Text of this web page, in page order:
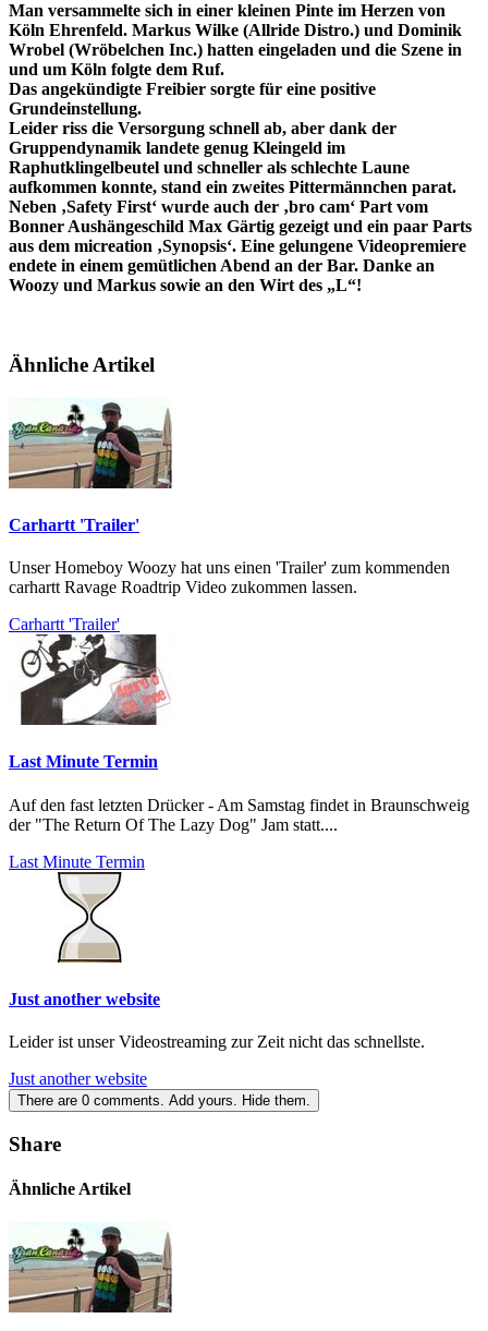
Man versammelte sich in einer kleinen Pinte im Herzen von
Köln Ehrenfeld. Markus Wilke (Allride Distro.) und Dominik
Wrobel (Wröbelchen Inc.) hatten eingeladen und die Szene in
und um Köln folgte dem Ruf.
Das angekündigte Freibier sorgte für eine positive
Grundeinstellung.
Leider riss die Versorgung schnell ab, aber dank der
Gruppendynamik landete genug Kleingeld im
Raphutklingelbeutel und schneller als schlechte Laune
aufkommen konnte, stand ein zweites Pittermännchen parat.
Neben ‚Safety First‘ wurde auch der ‚bro cam‘ Part vom
Bonner Aushängeschild Max Gärtig gezeigt und ein paar Parts
aus dem micreation ‚Synopsis‘. Eine gelungene Videopremiere
endete in einem gemütlichen Abend an der Bar. Danke an
Woozy und Markus sowie an den Wirt des „L“!
Ähnliche Artikel
Carhartt 'Trailer'
Unser Homeboy Woozy hat uns einen 'Trailer' zum kommenden
carhartt Ravage Roadtrip Video zukommen lassen.
Carhartt 'Trailer'
Last Minute Termin
Auf den fast letzten Drücker - Am Samstag findet in Braunschweig
der "The Return Of The Lazy Dog" Jam statt....
Last Minute Termin
Just another website
Leider ist unser Videostreaming zur Zeit nicht das schnellste.
Just another website
There are 0 comments. Add yours. Hide them.
Share
Ähnliche Artikel